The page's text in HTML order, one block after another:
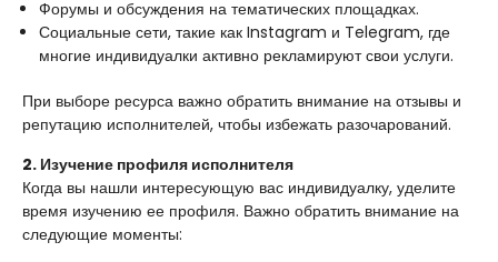
Форумы и обсуждения на тематических площадках.
Социальные сети, такие как Instagram и Telegram, где
многие индивидуалки активно рекламируют свои услуги.
При выборе ресурса важно обратить внимание на отзывы и
репутацию исполнителей, чтобы избежать разочарований.
2. Изучение профиля исполнителя
Когда вы нашли интересующую вас индивидуалку, уделите
время изучению ее профиля. Важно обратить внимание на
следующие моменты: